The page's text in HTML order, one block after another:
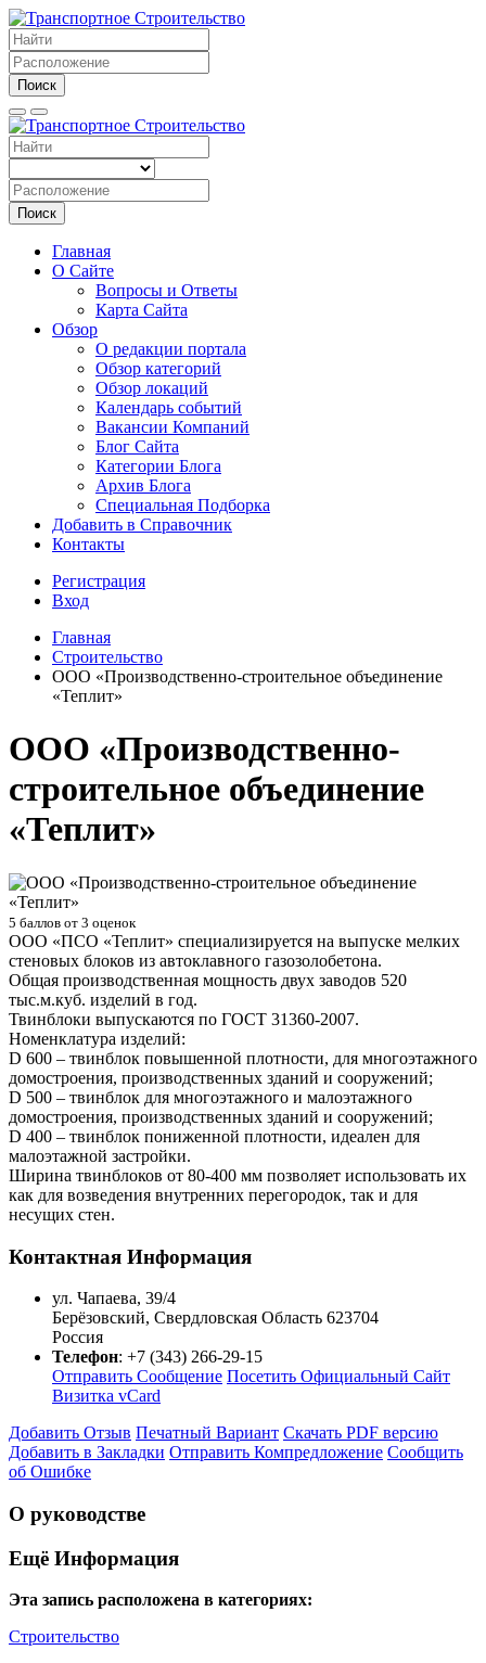
Поиск
Поиск
Главная
О Сайте
Вопросы и Ответы
Карта Сайта
Обзор
О редакции портала
Обзор категорий
Обзор локаций
Календарь событий
Вакансии Компаний
Блог Сайта
Категории Блога
Архив Блога
Специальная Подборка
Добавить в Справочник
Контакты
Регистрация
Вход
Главная
Строительство
ООО «Производственно-строительное объединение
«Теплит»
ООО «Производственно-
строительное объединение
«Теплит»
5 баллов от 3 оценок
ООО «ПСО «Теплит» специализируется на выпуске мелких
стеновых блоков из автоклавного газозолобетона.
Общая производственная мощность двух заводов 520
тыс.м.куб. изделий в год.
Твинблоки выпускаются по ГОСТ 31360-2007.
Номенклатура изделий:
D 600 – твинблок повышенной плотности, для многоэтажного
домостроения, производственных зданий и сооружений;
D 500 – твинблок для многоэтажного и малоэтажного
домостроения, производственных зданий и сооружений;
D 400 – твинблок пониженной плотности, идеален для
малоэтажной застройки.
Ширина твинблоков от 80-400 мм позволяет использовать их
как для возведения внутренних перегородок, так и для
несущих стен.
Контактная Информация
ул. Чапаева, 39/4
Берёзовский, Свердловская Область 623704
Россия
Телефон: +7 (343) 266-29-15
Отправить Сообщение Посетить Официальный Сайт
Визитка vCard
Добавить Отзыв Печатный Вариант Скачать PDF версию
Добавить в Закладки Отправить Компредложение Сообщить
об Ошибке
О руководстве
Ещё Информация
Эта запись расположена в категориях:
Строительство